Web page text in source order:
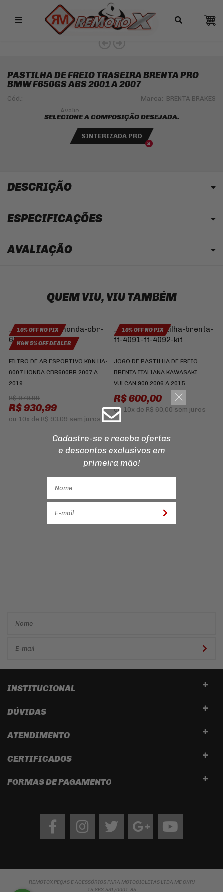
Remotox
PASTILHA DE FREIO TRASEIRA BRENTA PRO
BMW F650GS ABS 2001 A 2007
Cód.: Marca: BRENTA BRAKES
SELECIONE A COMPOSIÇÃO DESEJADA.
SINTERIZADA PRO
DESCRIÇÃO
ESPECIFICAÇÕES
AVALIAÇÃO
QUEM VIU, VIU TAMBÉM
10% OFF NO PIX
K&N 5% OFF DEALER
FILTRO DE AR ESPORTIVO K&N HA-
6007 HONDA CBR600RR 2007 A
2019
R$ 979,99
R$ 930,99
ou 10x de R$ 93,09 sem juros
10% OFF NO PIX
JOGO DE PASTILHA DE FREIO
BRENTA ITALIANA KAWASAKI
VULCAN 900 2006 A 2015
R$ 600,00
ou 10x de R$ 60,00 sem juros
INSTITUCIONAL
DÚVIDAS
ATENDIMENTO
CERTIFICADOS
FORMAS DE PAGAMENTO
FacebookInstagram twitter googleYoutube
REMOTOX PEÇAS E ACESSÓRIOS PARA MOTOCICLETAS LTDA ME CNPJ
15.863.531/0001-85
Cadastre-se e receba ofertas
e descontos exclusivos em
primeira mão!